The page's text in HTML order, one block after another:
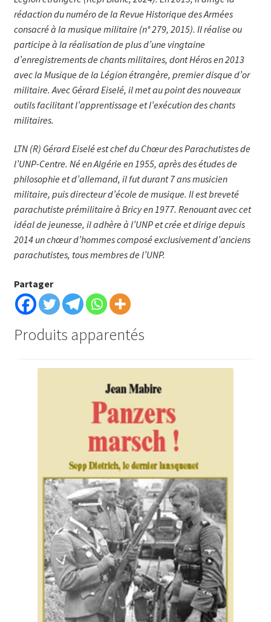
rédaction du numéro de la Revue Historique des Armées
consacré à la musique militaire (n° 279, 2015). Il réalise ou
participe à la réalisation de plus d’une vingtaine
d’enregistrements de chants militaires, dont Héros en 2013
avec la Musique de la Légion étrangère, premier disque d’or
militaire. Avec Gérard Eiselé, il met au point des nouveaux
outils facilitant l’apprentissage et l’exécution des chants
militaires.
LTN (R) Gérard Eiselé est chef du Chœur des Parachutistes de
l’UNP-Centre. Né en Algérie en 1955, après des études de
philosophie et d’allemand, il fut durant 7 ans musicien
militaire, puis directeur d’école de musique. Il est breveté
parachutiste prémilitaire à Bricy en 1977. Renouant avec cet
idéal de jeunesse, il adhère à l’UNP et crée et dirige depuis
2014 un chœur d’hommes composé exclusivement d’anciens
parachutistes, tous membres de l’UNP.
Partager
Produits apparentés